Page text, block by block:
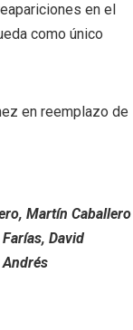
en el
como único
en reemplazo de
Martín Caballero
David